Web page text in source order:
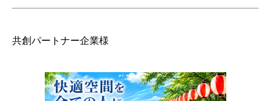
共創パートナー企業様